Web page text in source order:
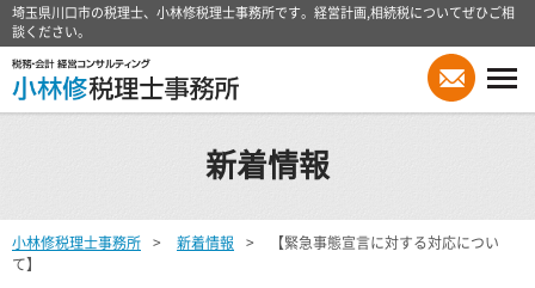
埼玉県川口市の税理士、小林修税理士事務所です。経営計画,相続税についてぜひご相
談ください。
新着情報
小林修税理士事務所 新着情報
【緊急事態宣言に対する対応につい
て】